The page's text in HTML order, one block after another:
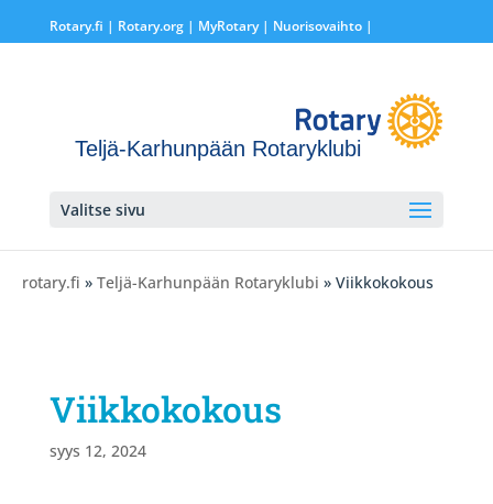
Rotary.fi | Rotary.org| MyRotary | Nuorisovaihto|
Teljä-Karhunpään Rotaryklubi
Valitse sivu
rotary.fi » Teljä-Karhunpään Rotaryklubi » Viikkokokous
Viikkokokous
syys 12, 2024